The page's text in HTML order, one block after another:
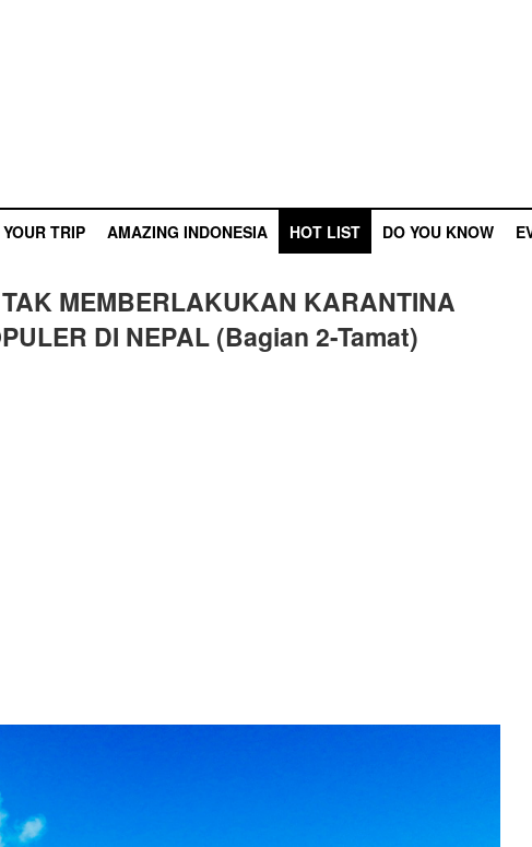
YOUR TRIP AMAZING INDONESIA HOT LIST DO YOU KNOW
MEMBERLAKUKAN KARANTINA
DI NEPAL (Bagian 2-Tamat)